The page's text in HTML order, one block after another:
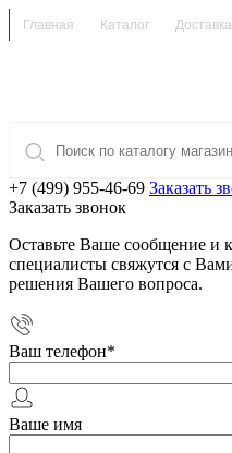
Главная Каталог Доставка
+7 (499) 955-46-69 Заказать
Заказать звонок
Оставьте Ваше сообщение и
специалисты свяжутся с
решения Вашего вопроса.
Ваш телефон*
Ваше имя